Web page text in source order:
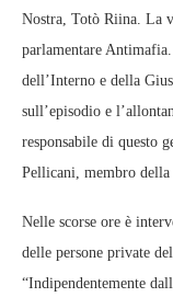
Nostra, Totò Riina. La
parlamentare
dell’Interno e della
sull’episodio e
responsabile di questo
Pellicani, membro della
Nelle scorse ore è
delle persone private
“Indipendentemente